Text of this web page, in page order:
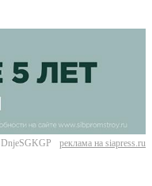
реклама на siapress.ru